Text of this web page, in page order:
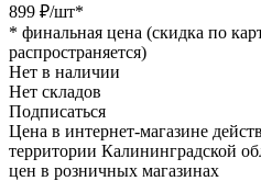
899 ₽/шт*
* финальная цена (скидка по
распространяется)
Нет в наличии
Нет складов
Подписаться
Цена в интернет-магазине
территории Калининградской
цен в розничных магазинах